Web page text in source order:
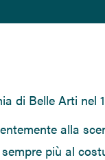
di Belle Arti nel
alla
più al